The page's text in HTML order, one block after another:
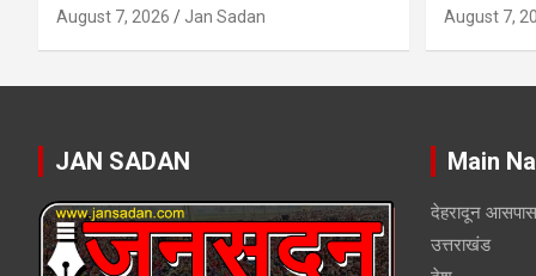
August 7, 2026 Jan Sadan August 7,
JAN SADAN Main
देहरादून आसपास
उत्तराखंड